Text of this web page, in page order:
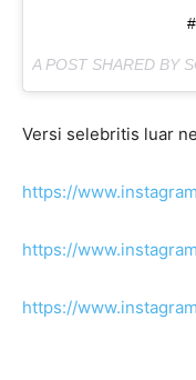
A POST SHARED BY
Versi selebritis luar
https://
https://
https://